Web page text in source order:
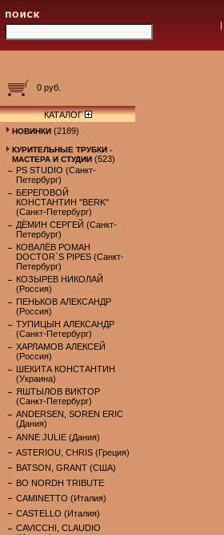
|
0 руб.
КАТАЛОГ
НОВИНКИ (2189)
КУРИТЕЛЬНЫЕ ТРУБКИ -
МАСТЕРА И СТУДИИ (523)
PS STUDIO (Санкт-
Петербург)
БЕРЕГОВОЙ
КОНСТАНТИН "BERK"
(Санкт-Петербург)
ДЁМИН СЕРГЕЙ (Санкт-
Петербург)
КОВАЛЁВ РОМАН
DOCTOR`S PIPES (Санкт-
Петербург)
КОЗЫРЕВ НИКОЛАЙ
(Россия)
ПЕНЬКОВ АЛЕКСАНДР
(Россия)
ТУПИЦЫН АЛЕКСАНДР
(Санкт-Петербург)
ХАРЛАМОВ АЛЕКСЕЙ
(Россия)
ШЕКИТА КОНСТАНТИН
(Украина)
ЯШТЫЛОВ ВИКТОР
(Санкт-Петербург)
ANDERSEN, SOREN ERIC
(Дания)
ANNE JULIE (Дания)
ASTERIOU, CHRIS (Греция)
BATSON, GRANT (США)
BO NORDH TRIBUTE
CAMINETTO (Италия)
CASTELLO (Италия)
CAVICCHI, CLAUDIO